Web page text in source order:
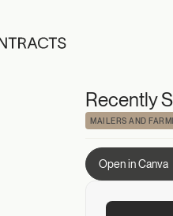
Sold
Recently
MAILERS AND
Open in Canva